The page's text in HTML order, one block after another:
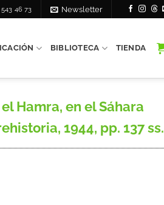
543 46 73 Newsletter
BIBLIOTECA TIENDA
Hamra, en el Sáhara
1944, pp. 137 ss.